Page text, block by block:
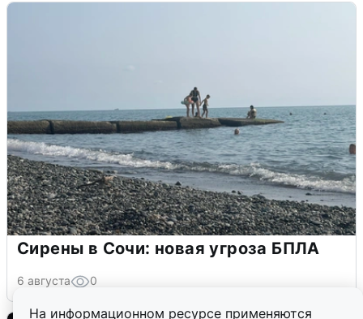
На информационном ресурсе применяются
Сирены в Сочи: новая угроза БПЛА
6 августа 0